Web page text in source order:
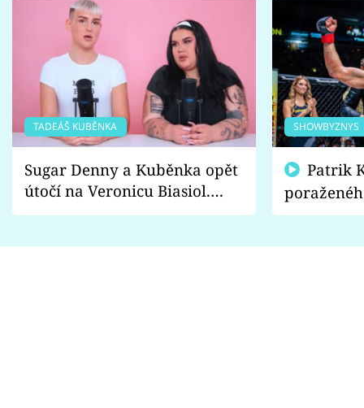
TADEÁŠ KUBĚNKA
Sugar Denny a Kuběnka opět
útočí na Veronicu Biasiol.
Proč je podle nich falešná a
SHOWBYZNYS
fanoušci